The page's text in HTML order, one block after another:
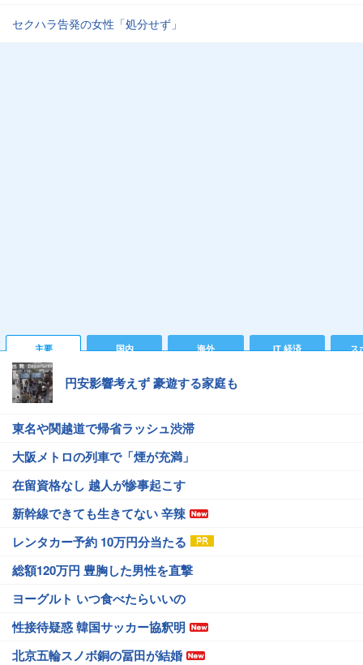
セクハラ告発の女性「処分せず」
主要 国内 海外 IT 経済 ス
円安影響考えず 豪遊する家庭も
東名や関越道で帰省ラッシュ渋滞
大阪メトロの列車で「煙が充満」
在留資格なし 越人が惨事起こす
新幹線できても生きてない 辛辣
レンタカー予約 10万円分当たる
総額120万円 豊胸した男性を直撃
ヨーグルト いつ食べたらいいの
性接待疑惑 韓国サッカー協釈明
北京五輪スノボ銅の冨田が結婚